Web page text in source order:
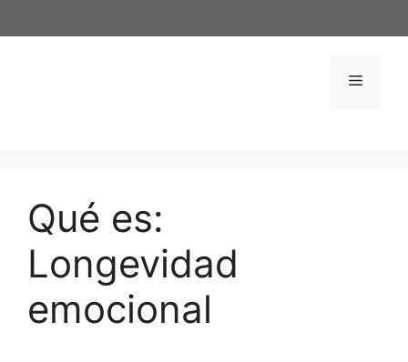
al
Menú
Qué es:
Longevidad
emocional